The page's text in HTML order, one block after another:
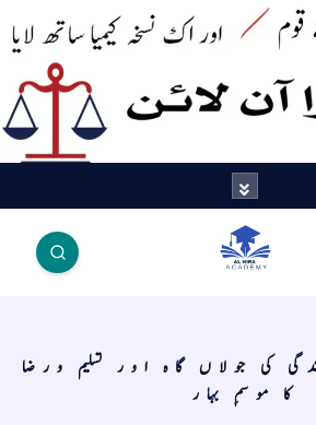
اک نسخہ کیمیا ساتھ لایا
کی جولاں گاہ اور تسلیم ورضا
کا موسمِ بہار